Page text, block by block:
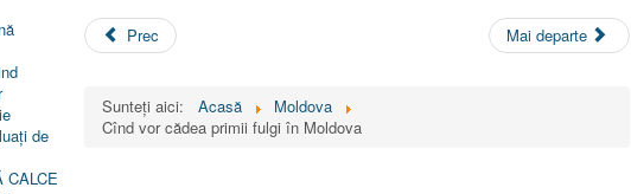
de
CALCE
Prec Mai departe
Sunteți aici: Acasă
Moldova
Cînd vor cădea primii fulgi în Moldova